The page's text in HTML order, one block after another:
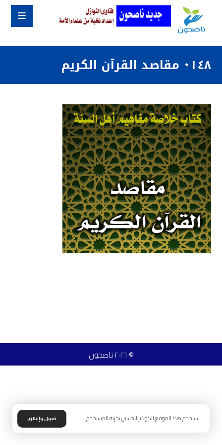
٠١٤٨ مقاصد القرآن الكريم
© ٢٠٢٦ ناصحون
يستخدم هذا الموقع الكوكيز لتحسين تجربة المستخدم. قبول وإغلاق